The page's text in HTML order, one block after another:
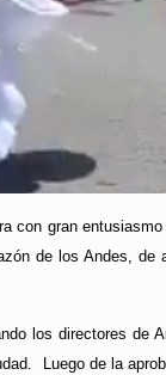
con gran
de los Andes,
los directores
Luego de la